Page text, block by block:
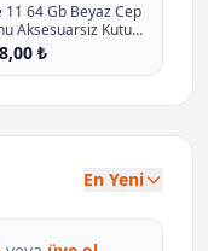
11 64 Gb Beyaz Cep
Aksesuarsiz Kutu
Garantili P -
₺
En Yeni